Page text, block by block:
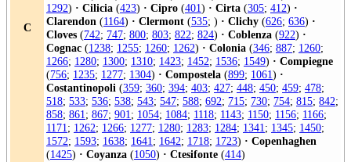
C
1292) · Cilicia (423) · Cipro (401) · Cirta (305; 412) ·
Clarendon (1164) · Clermont (535; ) · Clichy (626; 636) ·
Cloves (742; 747; 800; 803; 822; 824) · Coblenza (922) ·
Cognac (1238; 1255; 1260; 1262) · Colonia (346; 887; 1260;
1266; 1280; 1300; 1310; 1423; 1452; 1536; 1549) · Compiegne
(756; 1235; 1277; 1304) · Compostela (899; 1061) ·
Costantinopoli (359; 360; 394; 403; 427; 448; 450; 459; 478;
518; 533; 536; 538; 543; 547; 588; 692; 715; 730; 754; 815; 842;
858; 861; 867; 901; 1054; 1084; 1118; 1143; 1150; 1156; 1166;
1171; 1262; 1266; 1277; 1280; 1283; 1284; 1341; 1345; 1450;
1572; 1593; 1638; 1641; 1642; 1718; 1723) · Copenhaghen
(1425) · Coyanza (1050) · Ctesifonte (414)